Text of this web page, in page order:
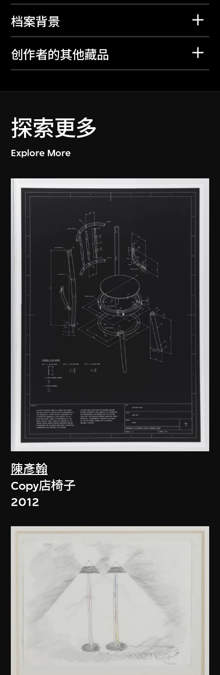
档案背景
创作者的其他藏品
探索更多
Explore More
陳彥翰
Copy店椅子
2012